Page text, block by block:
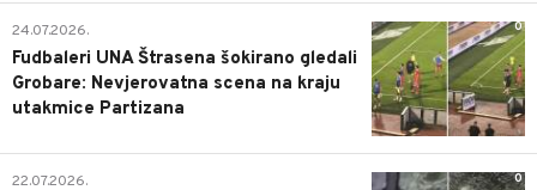
0
24.07.2026.
Fudbaleri UNA Štrasena šokirano gledali
Grobare: Nevjerovatna scena na kraju
utakmice Partizana
0
22.07.2026.